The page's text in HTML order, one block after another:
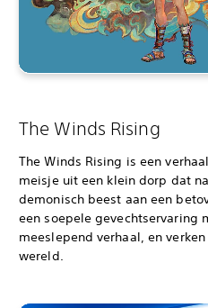
The Winds Rising
The Winds Rising is een
meisje uit een klein dorp dat
demonisch beest aan een
een soepele gevechtservaring
meeslepend verhaal, en
wereld.